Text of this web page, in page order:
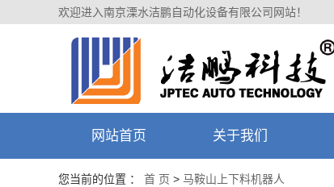
欢迎进入南京溧水洁鹏自动化设备有限公司网站！
网站首页 关于我们
您当前的位置 ： 首 页 > 马鞍山上下料机器人